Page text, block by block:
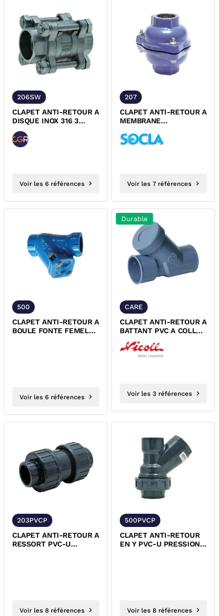
206SW
CLAPET ANTI-RETOUR A
DISQUE INOX 316 3
PIECES A SOUDER SW
PN63 DESP CGR
Voir les 6 références
207
CLAPET ANTI-RETOUR A
MEMBRANE
NATUREL ACS DESP 207
SOCLA
Voir les 7 références
500
CLAPET ANTI-RETOUR A
BOULE FONTE FEMELLE
Voir les 6 références
Durable
CARE
CLAPET ANTI-RETOUR A
BATTANT PVC A COLLER
NICOLL
Voir les 3 références
203PVCP
CLAPET ANTI-RETOUR A
RESSORT PVC-U
Voir les 8 références
500PVCP
CLAPET ANTI-RETOUR
EN Y PVC-U PRESSION A
Voir les 8 références